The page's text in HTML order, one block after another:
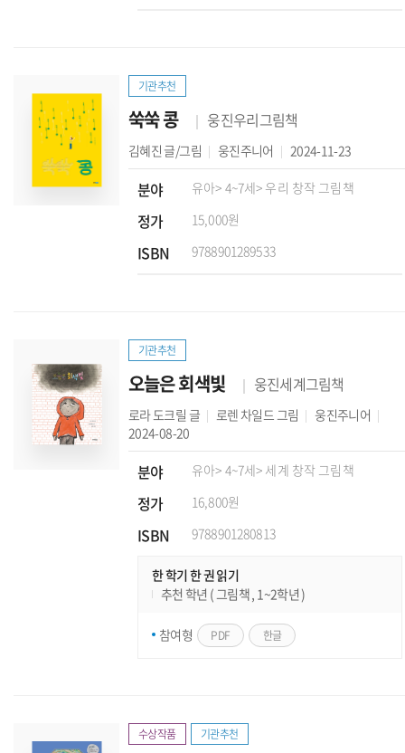
기관추천
쑥쑥 콩 웅진우리그림책
김혜진 글/그림 웅진주니어 2024-11-23
분야 유아> 4~7세> 우리 창작 그림책
정가 15,000원
ISBN 9788901289533
기관추천
오늘은 회색빛 웅진세계그림책
로라 도크릴 글 로렌 차일드그림
웅진주니어
2024-08-20
분야 유아> 4~7세> 세계 창작 그림책
정가 16,800원
ISBN 9788901280813
한 학기 한 권 읽기
추천 학년 ( 그림책 , 1~2학년 )
참여형 PDF 한글
수상작품 기관추천